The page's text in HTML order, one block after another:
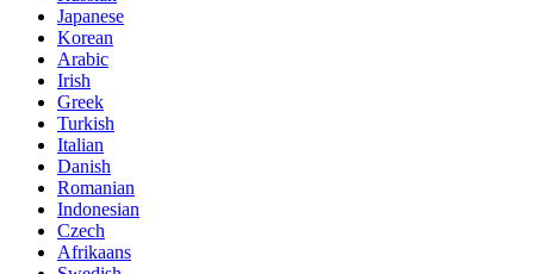
Japanese
Korean
Arabic
Irish
Greek
Turkish
Italian
Danish
Romanian
Indonesian
Czech
Afrikaans